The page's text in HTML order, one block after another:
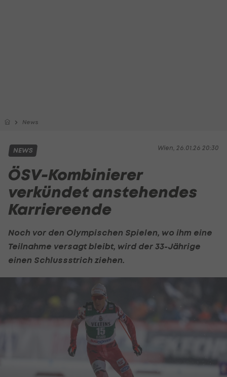
News
Wien, 26.01.26 20:30
NEWS
ÖSV-Kombinierer
verkündet anstehendes
Karriereende
Noch vor den Olympischen Spielen, wo ihm eine
Teilnahme versagt bleibt, wird der 33-Jährige
einen Schlussstrich ziehen.